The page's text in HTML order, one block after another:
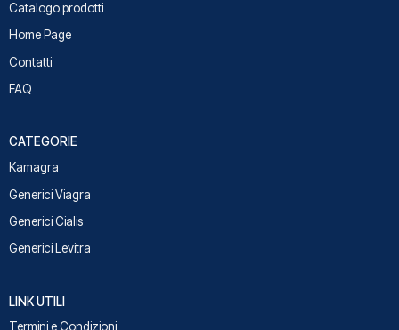
Catalogo prodotti
Home Page
Contatti
FAQ
CATEGORIE
Kamagra
Generici Viagra
Generici Cialis
Generici Levitra
LINK UTILI
Termini e Condizioni